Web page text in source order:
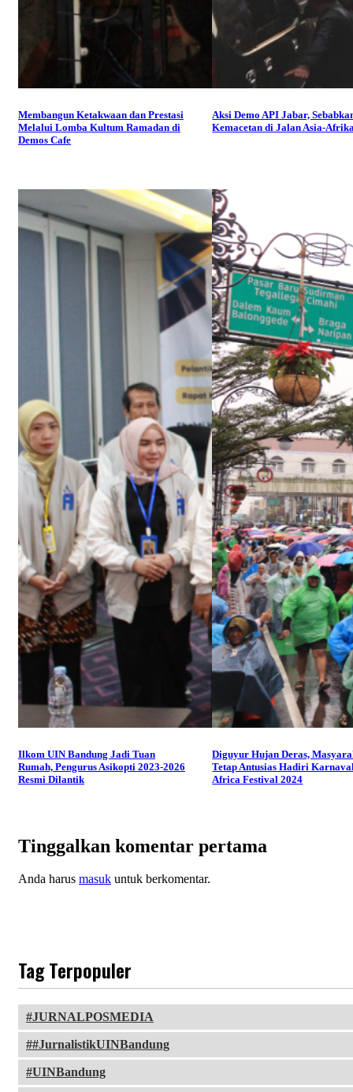
Membangun Ketakwaan dan Prestasi
Melalui Lomba Kultum Ramadan di
Demos Cafe
Aksi Demo API Jabar,
Kemacetan di Jalan Asia-
Ilkom UIN Bandung Jadi Tuan
Rumah, Pengurus Asikopti 2023-2026
Resmi Dilantik
Diguyur Hujan Deras,
Tetap Antusias Hadiri
Africa Festival 2024
Tinggalkan komentar pertama
Anda harus masuk untuk berkomentar.
Tag Terpopuler
JURNALPOSMEDIA
#JurnalistikUINBandung
UINBandung